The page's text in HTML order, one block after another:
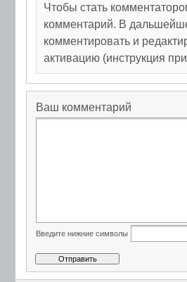
Чтобы стать
комментарий. В
комментировать и
активацию (инструкция
Ваш комментарий
Введите нижние символы